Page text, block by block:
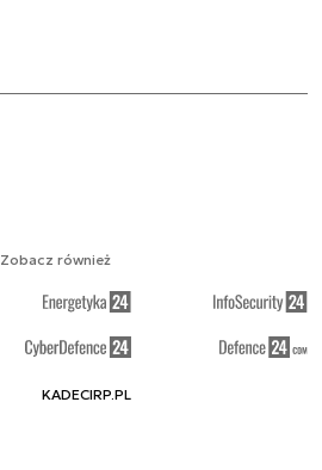
Zobacz również
KADECIRP.PL